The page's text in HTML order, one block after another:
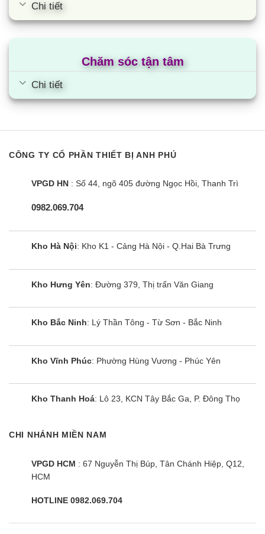
Chi tiết
Chăm sóc tận tâm
Chi tiết
CÔNG TY CỔ PHẦN THIẾT BỊ ANH PHÚ
VPGD HN : Số 44, ngõ 405 đường Ngọc Hồi, Thanh Trì
0982.069.704
Kho Hà Nội: Kho K1 - Cảng Hà Nội - Q.Hai Bà Trưng
Kho Hưng Yên: Đường 379, Thị trấn Văn Giang
Kho Bắc Ninh: Lý Thần Tông - Từ Sơn - Bắc Ninh
Kho Vĩnh Phúc: Phường Hùng Vương - Phúc Yên
Kho Thanh Hoá: Lô 23, KCN Tây Bắc Ga, P. Đông Thọ
CHI NHÁNH MIỀN NAM
VPGD HCM : 67 Nguyễn Thị Búp, Tân Chánh Hiệp, Q12,
HCM
HOTLINE 0982.069.704